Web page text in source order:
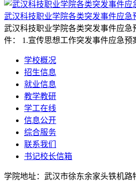
武汉科技职业学院各类突发事件应急
武汉科技职业学院各类突发事件应急
件： 1.宣传思想工作突发事件应急预
学校概况
招生信息
就业信息
教学教研
学工在线
信息公开
综合服务
联系我们
书记校长信箱
学院地址： 武汉市徐东余家头铁机路